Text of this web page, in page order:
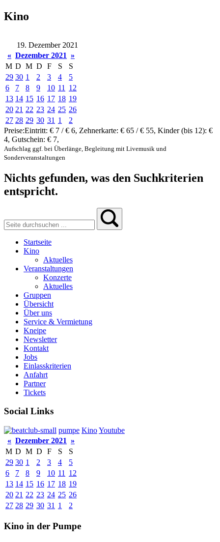
Kino
19. Dezember 2021
« Dezember 2021 »
M D M D F S
S
29 30 1 2 3 4
5
6
7 8 9 10 11
12
13 14 15 16 17 18 19
20 21 22 23 24 25 26
27 28 29 30 31 1
2
Preise:Eintritt: € 7 / € 6, Zehnerkarte: € 65 / € 55, Kinder (bis 12): €
4, Gutschein: € 7,
Aufschlag ggf. bei Überlänge, Begleitung mit Livemusik und
Sonderveranstaltungen
Nichts gefunden, was den Suchkriterien
entspricht.
Startseite
Kino
Aktuelles
Veranstaltungen
Konzerte
Aktuelles
Gruppen
Übersicht
Über uns
Service & Vermietung
Kneipe
Newsletter
Kontakt
Jobs
Einlasskriterien
Anfahrt
Partner
Tickets
Social Links
pumpe KinoYoutube
« Dezember 2021 »
M D M D F S
S
29 30 1 2 3 4
5
6
7 8 9 10 11
12
13 14 15 16 17 18 19
20 21 22 23 24 25 26
27 28 29 30 31 1 2
Kino in der Pumpe